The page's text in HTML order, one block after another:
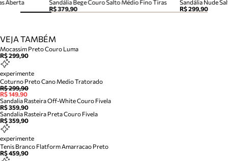
Sandália Bege Couro Salto Médio Fino Tiras
R$ 379,90
Sandália Nude
R$ 299,90
Aberta
VEJA TAMBÉM
Mocassim Preto Couro Luma
R$ 299,90
experimente
Coturno Preto Cano Medio Tratorado
R$ 299,90
R$ 149,90
Sandalia Rasteira Off-White Couro Fivela
R$ 359,90
Sandalia Rasteira Preta Couro Fivela
R$ 359,90
experimente
Tenis Branco Flatform Amarracao Preto
R$ 459,90